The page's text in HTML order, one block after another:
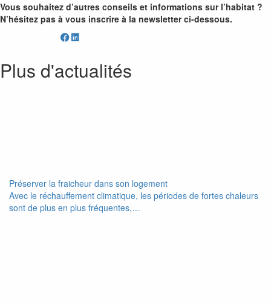
Vous souhaitez d’autres conseils et informations sur l’habitat ?
N’hésitez pas à vous inscrire à la newsletter ci-dessous.
Plus d'actualités
Préserver la fraicheur dans son logement
Avec le réchauffement climatique, les périodes de fortes chaleurs
sont de plus en plus fréquentes,…